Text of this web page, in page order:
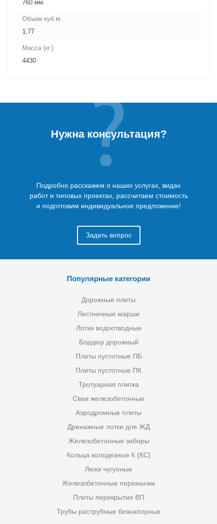
760 мм.
Объем куб.м.
1,77
Масса (кг.)
4430
Нужна консультация?
Подробно расскажем о наших услугах, видах
работ и типовых проектах, рассчитаем стоимость
и подготовим индивидуальное предложение!
Задать вопрос
Популярные категории
Дорожные плиты
Лестничные марши
Лотки водоотводные
Бордюр дорожный
Плиты пустотные ПБ
Плиты пустотные ПК
Тротуарная плитка
Сваи железобетонные
Аэродромные плиты
Дренажные лотки для ЖД
Железобетонные заборы
Кольца колодезные К (КС)
Люки чугунные
Железобетонные перемычки
Плиты перекрытия ВП
Трубы раструбные безнапорные